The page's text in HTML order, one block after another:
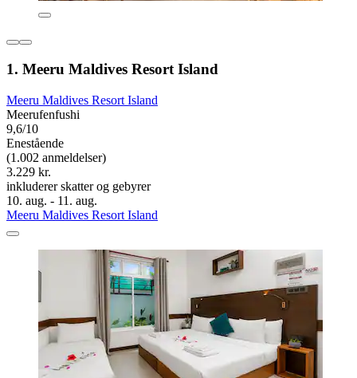
1. Meeru Maldives Resort Island
Meeru Maldives Resort Island
Meerufenfushi
9,6/10
Enestående
(1.002 anmeldelser)
3.229 kr.
inkluderer skatter og gebyrer
10. aug. - 11. aug.
Meeru Maldives Resort Island